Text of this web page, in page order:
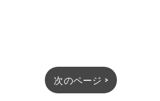
次のページ >